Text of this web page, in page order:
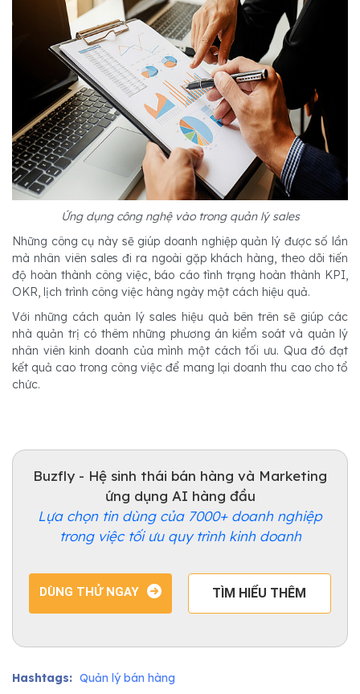
Ứng dụng công nghệ vào trong quản lý sales
Những công cụ này sẽ giúp doanh nghiệp quản lý được số lần
mà nhân viên sales đi ra ngoài gặp khách hàng, theo dõi tiến
độ hoàn thành công việc, báo cáo tình trạng hoàn thành KPI,
OKR, lịch trình công việc hàng ngày một cách hiệu quả.
Với những cách quản lý sales hiệu quả bên trên sẽ giúp các
nhà quản trị có thêm những phương án kiểm soát và quản lý
nhân viên kinh doanh của mình một cách tối ưu. Qua đó đạt
kết quả cao trong công việc để mang lại doanh thu cao cho tổ
chức.
Buzfly - Hệ sinh thái bán hàng và Marketing
ứng dụng AI hàng đầu
Lựa chọn tin dùng của 7000+ doanh nghiệp
trong việc tối ưu quy trình kinh doanh
DÙNG THỬ NGAY TÌM HIỂU THÊM
Hashtags: Quản lý bán hàng